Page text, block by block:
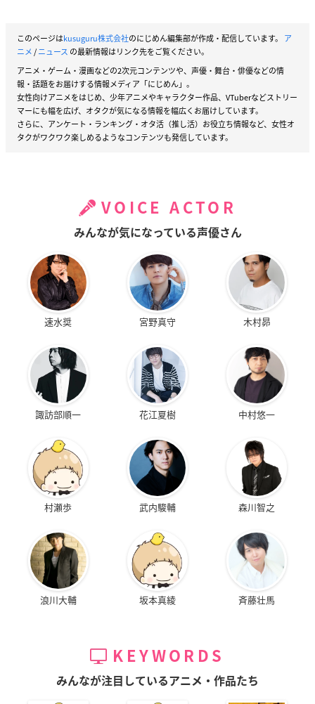
このページはkusuguru株式会社のにじめん編集部が作成・配信しています。 ア
ニメ/ニュース の最新情報はリンク先をご覧ください。
アニメ・ゲーム・漫画などの2次元コンテンツや、声優・舞台・俳優などの情
報・話題をお届けする情報メディア「にじめん」。
女性向けアニメをはじめ、少年アニメやキャラクター作品、VTuberなどストリー
マーにも幅を広げ、オタクが気になる情報を幅広くお届けしています。
さらに、アンケート・ランキング・オタ活（推し活）お役立ち情報など、女性オ
タクがワクワク楽しめるようなコンテンツも発信しています。
VOICE ACTOR
みんなが気になっている声優さん
速水奨 宮野真守 木村昴
諏訪部順一 花江夏樹 中村悠一
村瀬歩 武内駿輔 森川智之
浪川大輔 坂本真綾 斉藤壮馬
KEYWORDS
みんなが注目しているアニメ・作品たち